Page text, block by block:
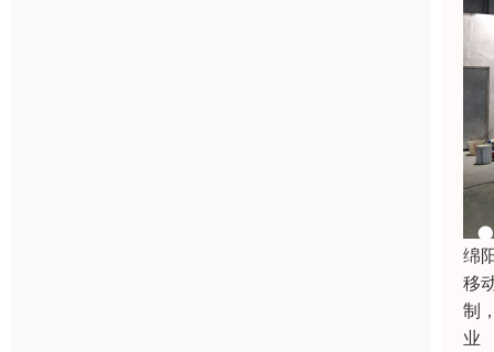
绵
移
制
业